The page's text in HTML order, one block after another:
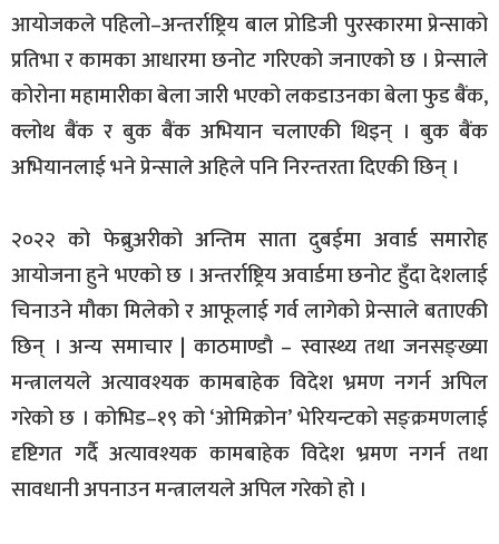
आयोजकले पहिलो–अन्तर्राष्ट्रिय बाल प्रोडिजी पुरस्कारमा प्रेन्साको
प्रतिभा र कामका आधारमा छनोट गरिएको जनाएको छ । प्रेन्साले
कोरोना महामारीका बेला जारी भएको लकडाउनका बेला फुड बैंक,
क्लोथ बैंक र बुक बैंक अभियान चलाएकी थिइन् । बुक बैंक
अभियानलाई भने प्रेन्साले अहिले पनि निरन्तरता दिएकी छिन् ।
२०२२ को फेब्रुअरीको अन्तिम साता दुबईमा अवार्ड समारोह
आयोजना हुने भएको छ । अन्तर्राष्ट्रिय अवार्डमा छनोट हुँदा देशलाई
चिनाउने मौका मिलेको र आफूलाई गर्व लागेको प्रेन्साले बताएकी
छिन् । अन्य समाचार | काठमाण्डाै – स्वास्थ्य तथा जनसङ्ख्या
मन्त्रालयले अत्यावश्यक कामबाहेक विदेश भ्रमण नगर्न अपिल
गरेको छ । कोभिड–१९ को ‘ओमिक्रोन’ भेरियन्टको सङ्क्रमणलाई
दृष्टिगत गर्दै अत्यावश्यक कामबाहेक विदेश भ्रमण नगर्न तथा
सावधानी अपनाउन मन्त्रालयले अपिल गरेको हो ।